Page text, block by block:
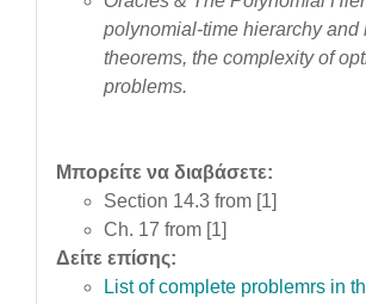
polynomial-time hierarchy and
theorems, the complexity of
problems.
Μπορείτε να διαβάσετε:
Section 14.3 from [1]
Ch. 17 from [1]
Δείτε επίσης:
List of complete problemrs in